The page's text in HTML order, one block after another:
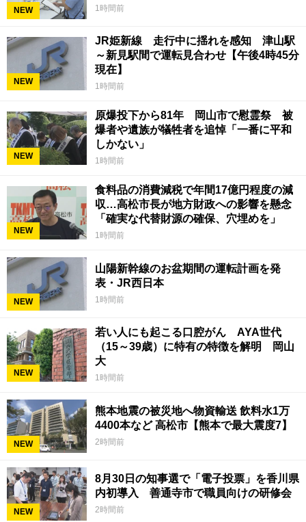
NEW 1時間前
NEW
JR姫新線 走行中に揺れを感知 津山駅
～新見駅間で運転見合わせ【午後4時45分
現在】
1時間前
NEW
原爆投下から81年 岡山市で慰霊祭 被
爆者や遺族が犠牲者を追悼「一番に平和
しかない」
1時間前
NEW
食料品の消費減税で年間17億円程度の減
収…高松市長が地方財政への影響を懸念
「確実な代替財源の確保、穴埋めを」
1時間前
NEW
山陽新幹線のお盆期間の運転計画を発
表・JR西日本
1時間前
NEW
若い人にも起こる口腔がん AYA世代
（15～39歳）に特有の特徴を解明 岡山
大
1時間前
NEW
熊本地震の被災地へ物資輸送 飲料水1万
4400本など 高松市【熊本で最大震度7】
2時間前
NEW
8月30日の知事選で「電子投票」を香川県
内初導入 善通寺市で職員向けの研修会
2時間前